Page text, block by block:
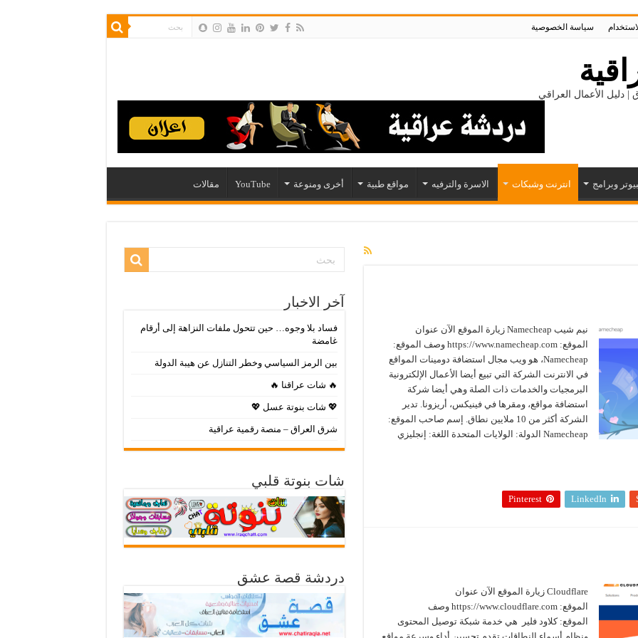
سياسة الخصوصية
دليل الأعمال العراقي
وبرامج انترنت وشبكات الاسرة والترفيه مواقع طبية أخرى ومنوعة YouTube مقالات
نيم شيب Namecheap زيارة الموقع الآن عنوان
الموقع: https://www.namecheap.com وصف الموقع:
Namecheap، هو ويب مجال استضافة دومينات المواقع
في الانترنت الشركة التي تبيع أيضا الأعمال الإلكترونية
البرمجيات والخدمات ذات الصلة وهي أيضا شركة
استضافة مواقع، ومقرها في فينيكس، أريزونا. تدير
الشركة أكثر من 10 ملايين نطاق. إسم صاحب الموقع:
Namecheap الدولة: الولايات المتحدة اللغة: إنجليزي
LinkedIn
Pinterest
Cloudflare زيارة الموقع الآن عنوان
الموقع: https://www.cloudflare.com وصف
الموقع: كلاود فلير ‏ هي خدمة شبكة توصيل المحتوى
آخر الاخبار
فساد بلا وجوه… حين تتحول ملفات النزاهة إلى أرقام
غامضة
بين الرمز السياسي وخطر التنازل عن هيبة الدولة
🔥 شات عراقنا 🔥
💖 شات بنوتة عسل 💖
شرق العراق – منصة رقمية عراقية
شات بنوتة قلبي
دردشة قصة عشق